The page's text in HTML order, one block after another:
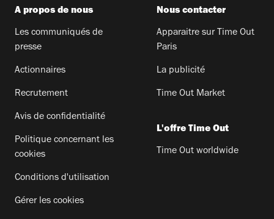
A propos de nous
Les communiqués de
presse
Actionnaires
Recrutement
Avis de confidentialité
Politique concernant les
cookies
Conditions d'utilisation
Gérer les cookies
Nous contacter
Apparaitre sur Time Out
Paris
La publicité
Time Out Market
L'offre Time Out
Time Out worldwide